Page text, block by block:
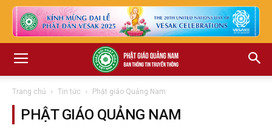
Trang chủ Tin tức Phật giáo Quảng Nam
PHẬT GIÁO QUẢNG NAM